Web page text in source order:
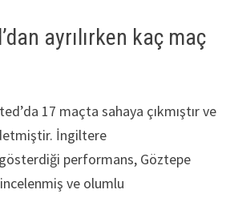
ayrılırken kaç maç
17 maçta sahaya çıkmıştır ve
İngiltere
performans, Göztepe
ve olumlu